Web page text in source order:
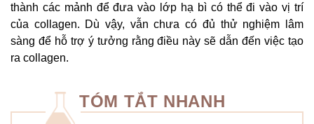
thành các mảnh để đưa vào lớp hạ bì có thể đi vào vị trí
của collagen. Dù vậy, vẫn chưa có đủ thử nghiệm lâm
sàng để hỗ trợ ý tưởng rằng điều này sẽ dẫn đến việc tạo
ra collagen.
TÓM TẮT NHANH